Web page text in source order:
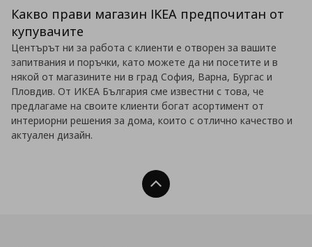
Какво прави магазин IKEA предпочитан от
купувачите
Центърът ни за работа с клиенти е отворен за вашите
запитвания и поръчки, като можете да ни посетите и в
някой от магазините ни в град София, Варна, Бургас и
Пловдив. От ИКЕА България сме известни с това, че
предлагаме на своите клиенти богат асортимент от
интериорни решения за дома, които с отлично качество и
актуален дизайн.
Нагоре